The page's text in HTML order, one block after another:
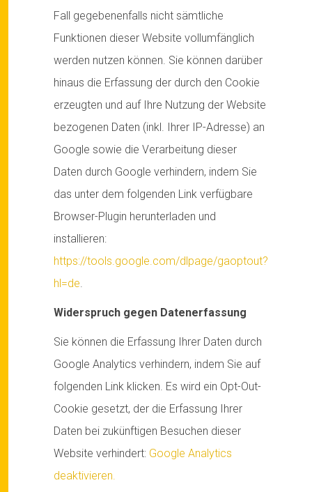
Fall gegebenenfalls nicht sämtliche
Funktionen dieser Website vollumfänglich
werden nutzen können. Sie können darüber
hinaus die Erfassung der durch den Cookie
erzeugten und auf Ihre Nutzung der Website
bezogenen Daten (inkl. Ihrer IP-Adresse) an
Google sowie die Verarbeitung dieser
Daten durch Google verhindern, indem Sie
das unter dem folgenden Link verfügbare
Browser-Plugin herunterladen und
installieren:
https://tools.google.com/dlpage/gaoptout?
hl=de.
Widerspruch gegen Datenerfassung
Sie können die Erfassung Ihrer Daten durch
Google Analytics verhindern, indem Sie auf
folgenden Link klicken. Es wird ein Opt-Out-
Cookie gesetzt, der die Erfassung Ihrer
Daten bei zukünftigen Besuchen dieser
Website verhindert: Google Analytics
deaktivieren.